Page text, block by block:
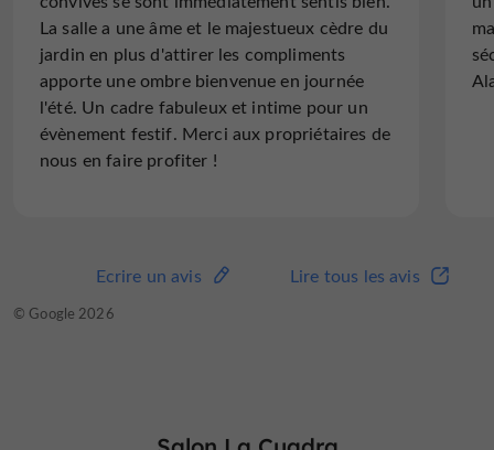
La Halle au Chanvre construite en 1845
Où dormir ?
GÎTES COMMUNAUX DE VENTEUILH -
CHAMBRES D’HÔTES ET GÎTES -En savoir +
Dans le village ou à proximité.
La salle a une âme et le majestueux cèdre du
jardin en plus d'attirer les compliments
apporte une ombre bienvenue en journée
l'été. Un cadre fabuleux et intime pour un
évènement festif. Merci aux propriétaires de
nous en faire profiter !
Lire tous les avis
Ecrire un avis
© Google 2026